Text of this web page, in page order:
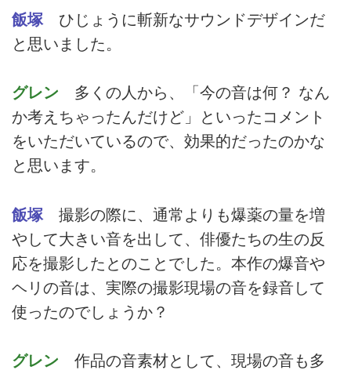
飯塚ひじょうに斬新なサウンドデザインだ
と思いました。
グレン 多くの人から、「今の音は何？ なん
か考えちゃったんだけど」といったコメント
をいただいているので、効果的だったのかな
と思います。
飯塚撮影の際に、通常よりも爆薬の量を増
やして大きい音を出して、俳優たちの生の反
応を撮影したとのことでした。本作の爆音や
ヘリの音は、実際の撮影現場の音を録音して
使ったのでしょうか？
グレン 作品の音素材として、現場の音も多